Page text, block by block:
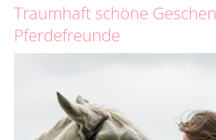
Traumhaft schöne
Pferdefreunde